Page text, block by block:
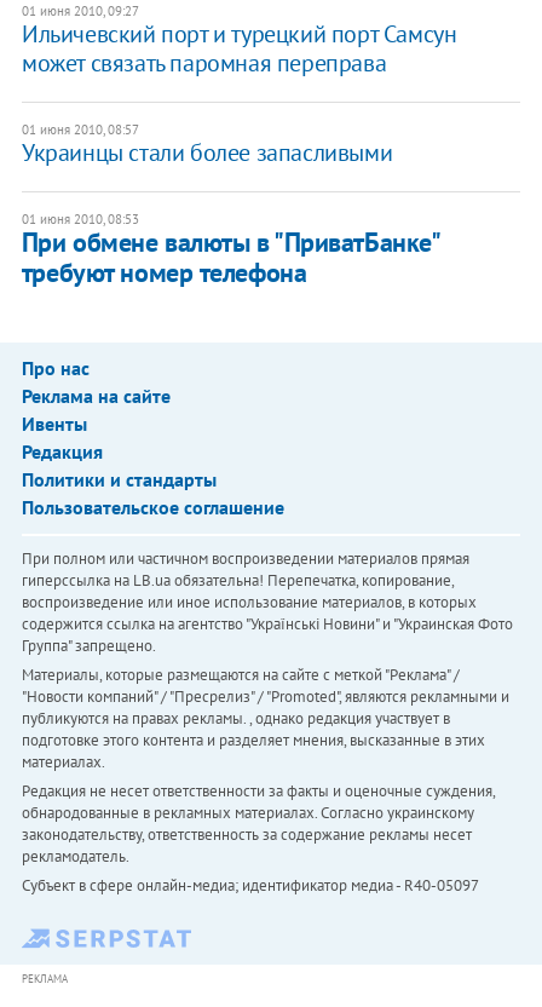
01 июня 2010, 09:27
Ильичевский порт и турецкий порт Самсун
может связать паромная переправа
01 июня 2010, 08:57
Украинцы стали более запасливыми
01 июня 2010, 08:53
При обмене валюты в "ПриватБанке"
требуют номер телефона
Про нас
Реклама на сайте
Ивенты
Редакция
Политики и стандарты
Пользовательское соглашение
При полном или частичном воспроизведении материалов прямая
гиперссылка на LB.ua обязательна! Перепечатка, копирование,
воспроизведение или иное использование материалов, в которых
содержится ссылка на агентство "Українськi Новини" и "Украинская Фото
Группа" запрещено.
Материалы, которые размещаются на сайте с меткой "Реклама" /
"Новости компаний" / "Пресрелиз" / "Promoted", являются рекламными и
публикуются на правах рекламы. , однако редакция участвует в
подготовке этого контента и разделяет мнения, высказанные в этих
материалах.
Редакция не несет ответственности за факты и оценочные суждения,
обнародованные в рекламных материалах. Согласно украинскому
законодательству, ответственность за содержание рекламы несет
рекламодатель.
Субъект в сфере онлайн-медиа; идентификатор медиа - R40-05097
РЕКЛАМА